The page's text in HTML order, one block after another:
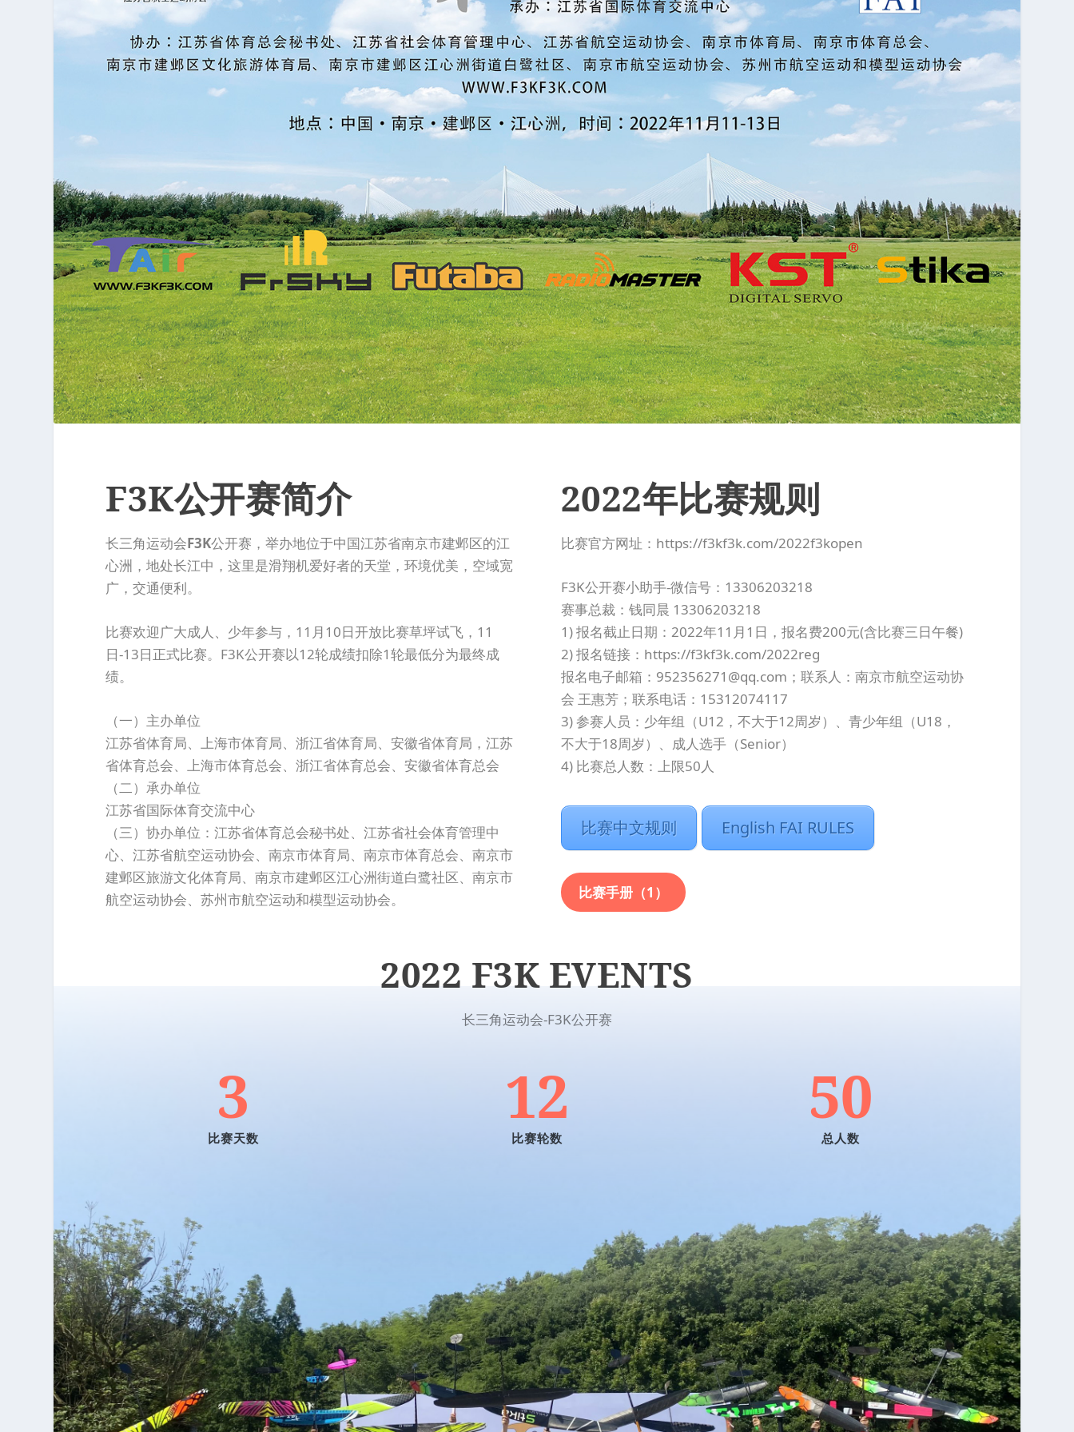
F3K公开赛简介
长三角运动会F3K公开赛，举办地位于中国江苏省南京市建邺区的江
心洲，地处长江中，这里是滑翔机爱好者的天堂，环境优美，空域宽
广，交通便利。
比赛欢迎广大成人、少年参与，11月10日开放比赛草坪试飞，11
日-13日正式比赛。F3K公开赛以12轮成绩扣除1轮最低分为最终成
绩。
（一）主办单位
江苏省体育局、上海市体育局、浙江省体育局、安徽省体育局，江苏
省体育总会、上海市体育总会、浙江省体育总会、安徽省体育总会
（二）承办单位
江苏省国际体育交流中心
（三）协办单位：江苏省体育总会秘书处、江苏省社会体育管理中
心、江苏省航空运动协会、南京市体育局、南京市体育总会、南京市
建邺区旅游文化体育局、南京市建邺区江心洲街道白鹭社区、南京市
航空运动协会、苏州市航空运动和模型运动协会。
2022年比赛规则
比赛官方网址： https://f3kf3k.com/2022f3kopen
F3K公开赛小助手-微信号：13306203218
赛事总裁：钱同晨 13306203218
1) 报名截止日期：2022年11月1日，报名费200元(含比赛三日午餐)
2) 报名链接： https://f3kf3k.com/2022reg
报名电子邮箱：952356271@qq.com；联系人：南京市航空运动协
会 王惠芳；联系电话：15312074117
3) 参赛人员：少年组（U12，不大于12周岁）、青少年组（U18，
不大于18周岁）、成人选手（Senior）
4) 比赛总人数：上限50人
比赛中文规则 English FAI RULES
比赛手册（1）
2022 F3K EVENTS
长三角运动会-F3K公开赛
3
比赛天数
12
比赛轮数
50
总人数